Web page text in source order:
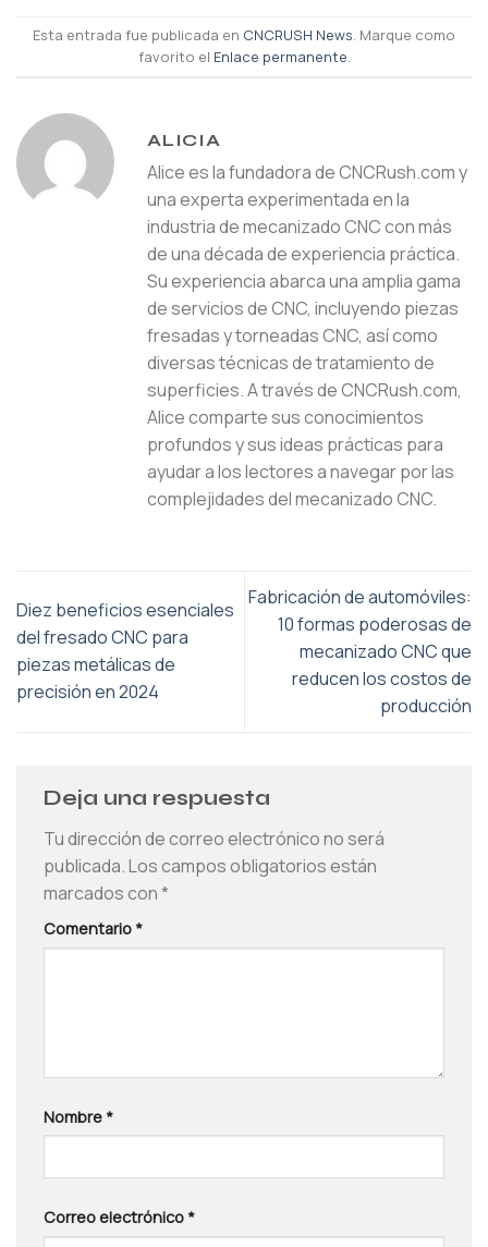
Esta entrada fue publicada en CNCRUSH News. Marque como
favorito el Enlace permanente.
ALICIA
Alice es la fundadora de CNCRush.com y
una experta experimentada en la
industria de mecanizado CNC con más
de una década de experiencia práctica.
Su experiencia abarca una amplia gama
de servicios de CNC, incluyendo piezas
fresadas y torneadas CNC, así como
diversas técnicas de tratamiento de
superficies. A través de CNCRush.com,
Alice comparte sus conocimientos
profundos y sus ideas prácticas para
ayudar a los lectores a navegar por las
complejidades del mecanizado CNC.
Diez beneficios esenciales
del fresado CNC para
piezas metálicas de
precisión en 2024
Fabricación de automóviles:
10 formas poderosas de
mecanizado CNC que
reducen los costos de
producción
Deja una respuesta
Tu dirección de correo electrónico no será
publicada.Los campos obligatorios están
marcados con*
Comentario *
Nombre *
Correo electrónico *